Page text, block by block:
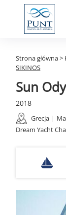
Strona główna>
SIKINOS
Sun
2018
Grecja |
Dream Yacht